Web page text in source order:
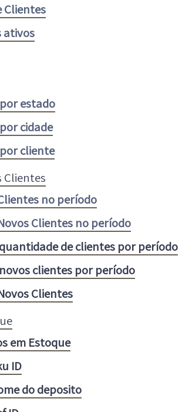
Clientes
ativos
estado
cidade
cliente
Clientes
no período
Clientes no período
de clientes por período
clientes por período
Clientes
em Estoque
ID
do deposito